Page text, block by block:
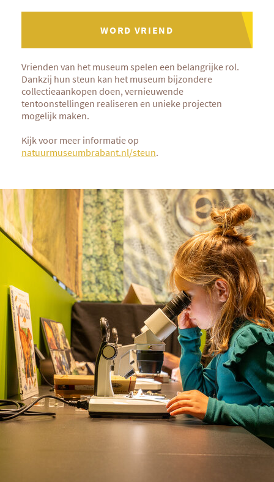
WORD VRIEND
Vrienden van het museum spelen een belangrijke rol.
Dankzij hun steun kan het museum bijzondere
collectieaankopen doen, vernieuwende
tentoonstellingen realiseren en unieke projecten
mogelijk maken.
Kijk voor meer informatie op
natuurmuseumbrabant.nl/steun.